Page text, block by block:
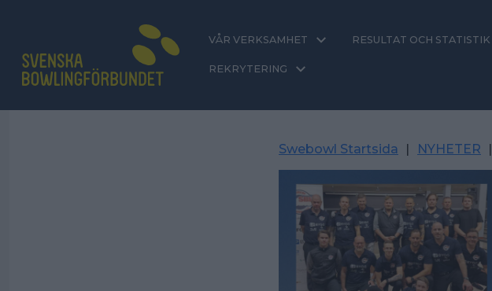
VÅR VERKSAMHET RESULTAT OCH STATISTIK
REKRYTERING
Swebowl Startsida | NYHETER |